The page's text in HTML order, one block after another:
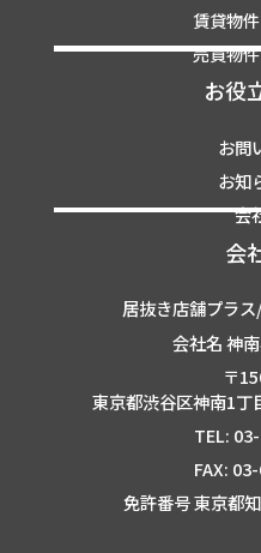
賃貸物
売買物
お役
お問
お知
会
会
居抜き店舗プラ
会社名 神
〒
東京都渋谷区神南1丁
TEL:
FAX:
免許番号 東京都